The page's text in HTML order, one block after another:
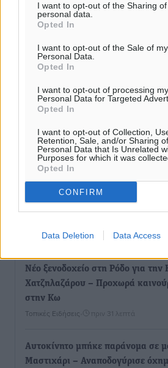
I want to opt-out of the Sharing
personal data.
Opted In
I want to opt-out of the Sale of my
Personal Data.
Opted In
I want to opt-out of processing my
Personal Data for Targeted
Opted In
I want to opt-out of Collection,
Retention, Sale, and/or Sharing
Personal Data that Is Unrelated
Purposes for which it was
Opted In
CONFIRM
Data Deletion Data Access
Ροή ειδήσεων
Οι συναντήσεις που είχε κατά
Ρόδο ο Πρέσβης της Βραζιλίας
Τοπικές Ειδήσεις• πριν 16 λεπτά
Γερμανική αγορά: Έλλειψη
απειλεί τη ζήτηση για πακέτα
Ειδήσεις• πριν 25 λεπτά
Νέο ξενοδοχείο στη Ρόδο για την
Χατζηλαζάρου – Προχωρά
στην Κω
Τοπικές Ειδήσεις πριν 31 λεπτά
Αυτοκίνητο μπήκε παράνομα σε
Μαστιχάρι – Αναποδογύρισε